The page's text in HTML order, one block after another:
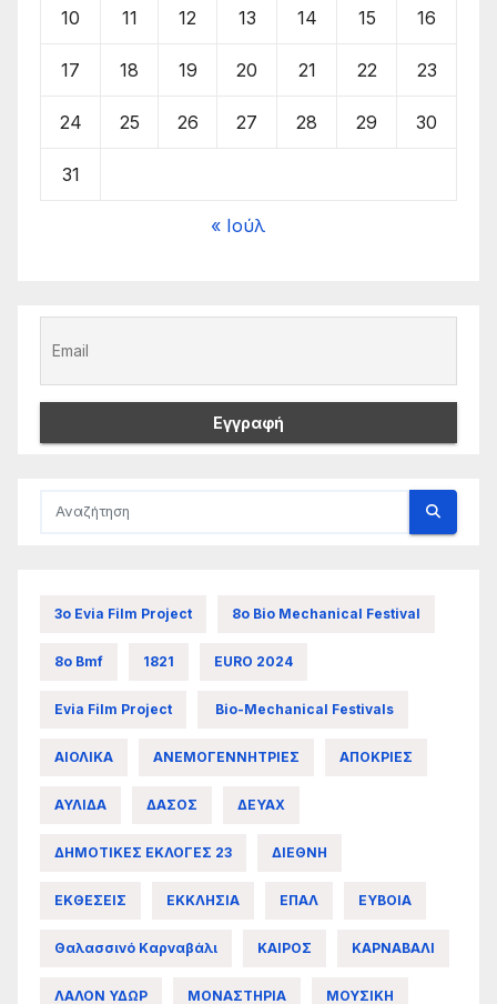
10 11 12 13 14 15 16
17 18 19 20 21 22 23
24 25 26 27 28 29 30
31
« Ιούλ
3ο Evia Film Project 8ο Bio Mechanical Festival
8ο Bmf 1821 EURO 2024
Evia Film Project Bio-Mechanical Festivals
ΑΙΟΛΙΚΑ ΑΝΕΜΟΓΕΝΝΗΤΡΙΕΣ ΑΠΟΚΡΙΕΣ
ΑΥΛΙΔΑ ΔΑΣΟΣ ΔΕΥΑΧ
ΔΗΜΟΤΙΚΕΣ ΕΚΛΟΓΕΣ 23 ΔΙΕΘΝΗ
ΕΚΘΕΣΕΙΣ ΕΚΚΛΗΣΙΑ ΕΠΑΛ ΕΥΒΟΙΑ
Θαλασσινό Καρναβάλι ΚΑΙΡΟΣ ΚΑΡΝΑΒΑΛΙ
ΛΑΛΟΝ ΥΔΩΡ ΜΟΝΑΣΤΗΡΙΑ ΜΟΥΣΙΚΗ